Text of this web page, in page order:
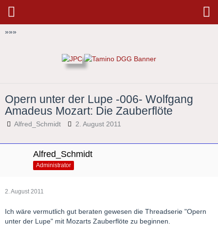
»»»
Opern unter der Lupe -006- Wolfgang
Amadeus Mozart: Die Zauberflöte
Alfred_Schmidt 2. August 2011
Alfred_Schmidt
Administrator
2. August 2011
Ich wäre vermutlich gut beraten gewesen die Threadserie "Opern
unter der Lupe" mit Mozarts Zauberflöte zu beginnen.